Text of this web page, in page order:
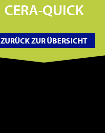
CERA-QUICK
ZURÜCK ZUR ÜBERSICHT